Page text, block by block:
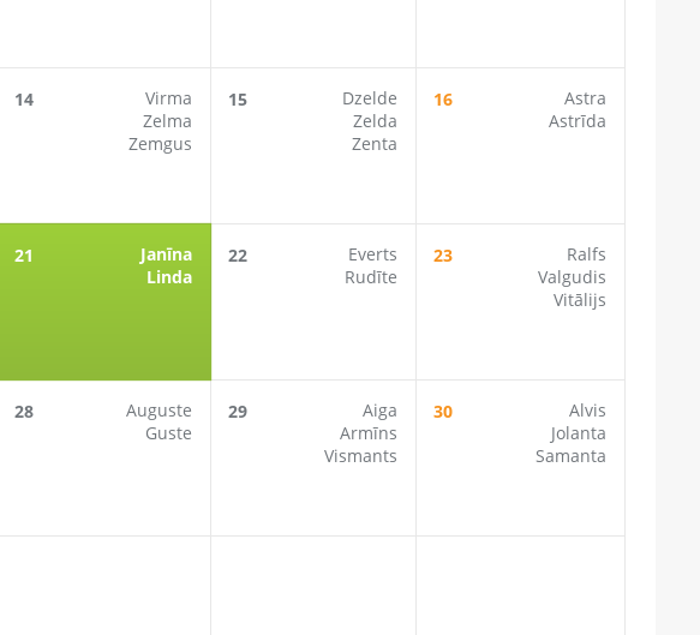
14
Virma
Zelma
Zemgus
15
Dzelde
Zelda
Zenta
16
Astra
Astrīda
21
Janīna
Linda
22
Everts
Rudīte
23
Ralfs
Valgudis
Vitālijs
28
Auguste
Guste
29
Aiga
Armīns
Vismants
30
Alvis
Jolanta
Samanta